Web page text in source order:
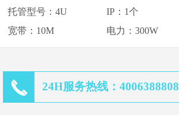
托管型号：4U
宽带：10M
IP：1个
电力：300W
24H服务热线：4006388808